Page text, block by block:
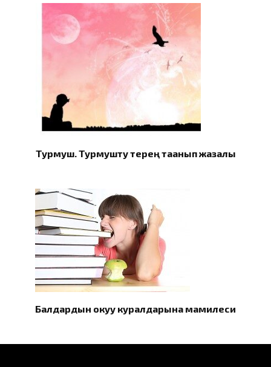
Турмуш. Турмушту терең таанып жазалы
Балдардын окуу куралдарына мамилеси